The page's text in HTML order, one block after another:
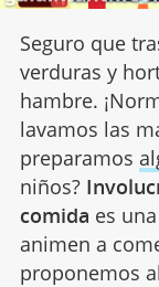
Seguro que
verduras y
hambre.
lavamos las
preparamos
niños?
comida es
animen a
proponemos